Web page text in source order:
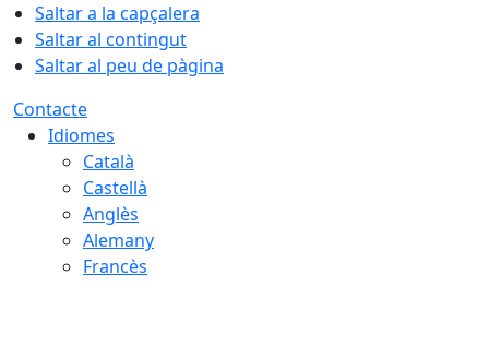
Saltar a la capçalera
Saltar al contingut
Saltar al peu de pàgina
Contacte
Idiomes
Català
Castellà
Anglès
Alemany
Francès